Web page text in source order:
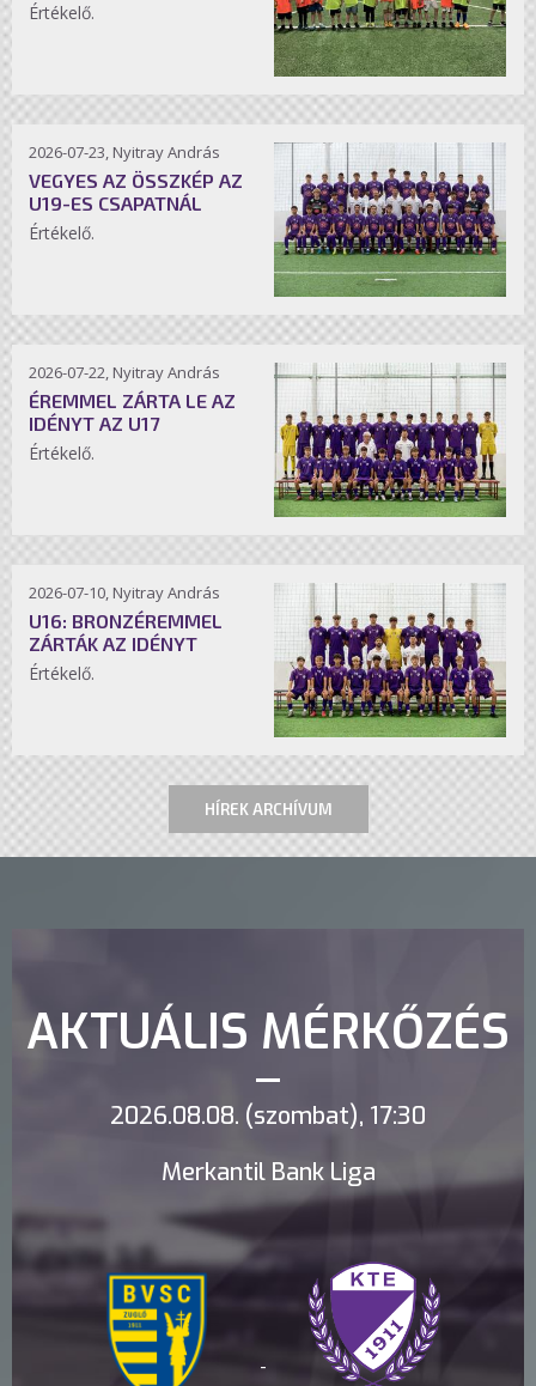
Értékelő.
2026-07-23, Nyitray András
VEGYES AZ ÖSSZKÉP AZ
U19-ES CSAPATNÁL
Értékelő.
2026-07-22, Nyitray András
ÉREMMEL ZÁRTA LE AZ
IDÉNYT AZ U17
Értékelő.
2026-07-10, Nyitray András
U16: BRONZÉREMMEL
ZÁRTÁK AZ IDÉNYT
Értékelő.
HÍREK ARCHÍVUM
AKTUÁLIS MÉRKŐZÉS
2026.08.08. (szombat), 17:30
Merkantil Bank Liga
-